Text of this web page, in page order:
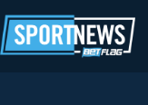
al
contenuto